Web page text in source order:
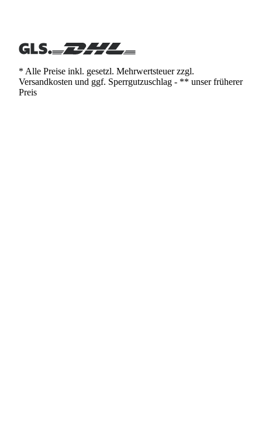
* Alle Preise inkl. gesetzl. Mehrwertsteuer zzgl.
Versandkosten und ggf. Sperrgutzuschlag - ** unser früherer
Preis